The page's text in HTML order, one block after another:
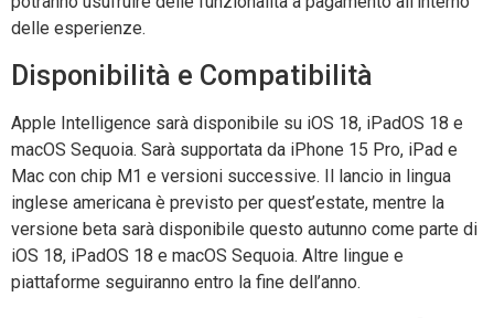
delle esperienze.
Disponibilità e Compatibilità
Apple Intelligence sarà disponibile su iOS 18, iPadOS 18 e
macOS Sequoia. Sarà supportata da iPhone 15 Pro, iPad e
Mac con chip M1 e versioni successive. Il lancio in lingua
inglese americana è previsto per quest’estate, mentre la
versione beta sarà disponibile questo autunno come parte di
iOS 18, iPadOS 18 e macOS Sequoia. Altre lingue e
piattaforme seguiranno entro la fine dell’anno.